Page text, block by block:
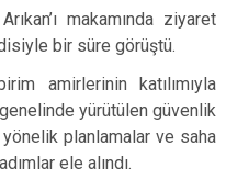
makamında ziyaret
bir süre görüştü.
amirlerinin katılımıyla
yürütülen güvenlik
planlamalar ve saha
ele alındı.